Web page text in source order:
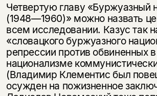
Четвертую главу «Буржуазный
(1948—1960)» можно назвать
всем исследовании. Казус так
«словацкого буржуазного
репрессии против обвиненных в
национализме
(Владимир Клементис был
осужден на пожизненное